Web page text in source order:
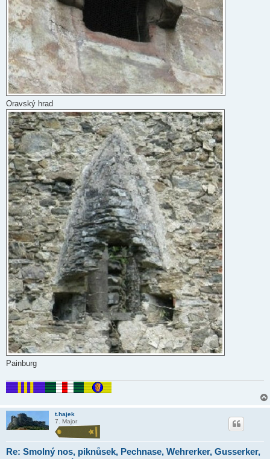
Oravský hrad
Painburg
t.hajek
7. Major
Re: Smolný nos, piknůsek, Pechnase, Wehrerker, Gusserker,